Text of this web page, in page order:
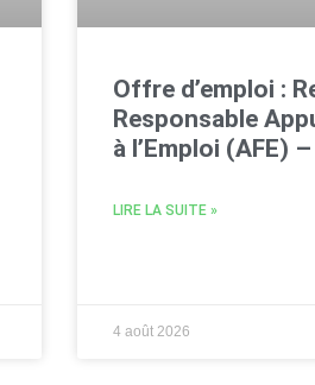
Offre d’emploi :
Responsable
à l’Emploi (AFE)
LIRE LA SUITE »
4 août 2026